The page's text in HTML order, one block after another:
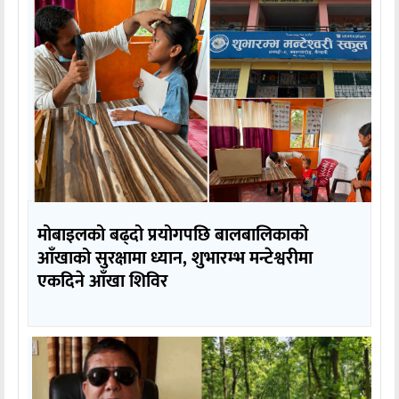
मोबाइलको बढ्दो प्रयोगपछि बालबालिकाको
आँखाको सुरक्षामा ध्यान, शुभारम्भ मन्टेश्वरीमा
एकदिने आँखा शिविर